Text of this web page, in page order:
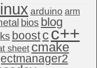
arduino arm
bios blog
boost cc++
sheet cmake